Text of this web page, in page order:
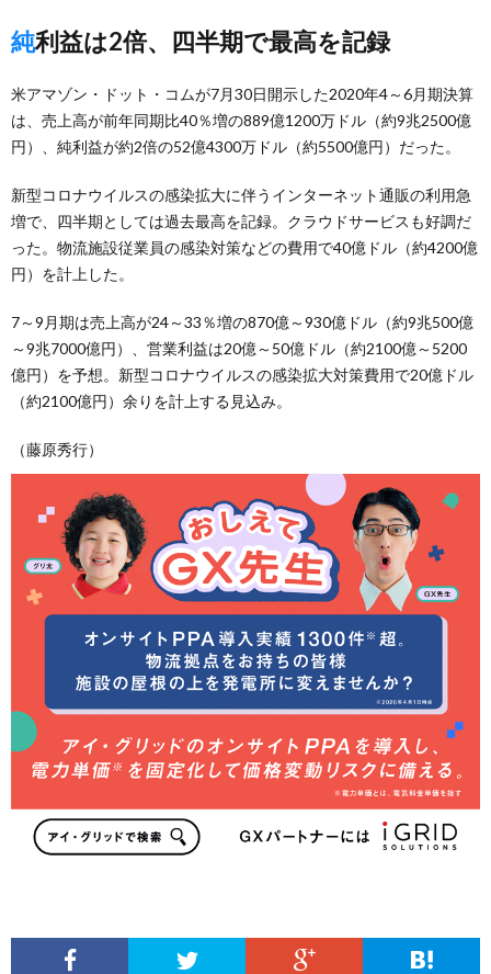
純利益は2倍、四半期で最高を記録
米アマゾン・ドット・コムが7月30日開示した2020年4～6月期決算
は、売上高が前年同期比40％増の889億1200万ドル（約9兆2500億
円）、純利益が約2倍の52億4300万ドル（約5500億円）だった。
新型コロナウイルスの感染拡大に伴うインターネット通販の利用急
増で、四半期としては過去最高を記録。クラウドサービスも好調だ
った。物流施設従業員の感染対策などの費用で40億ドル（約4200億
円）を計上した。
7～9月期は売上高が24～33％増の870億～930億ドル（約9兆500億
～9兆7000億円）、営業利益は20億～50億ドル（約2100億～5200
億円）を予想。新型コロナウイルスの感染拡大対策費用で20億ドル
（約2100億円）余りを計上する見込み。
（藤原秀行）